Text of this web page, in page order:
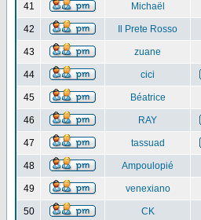
41 Michaël
42 Il Prete Rosso
43 zuane
44 cici
45 Béatrice
46 RAY
47 tassuad
48 Ampoulopié
49 venexiano
50 CK